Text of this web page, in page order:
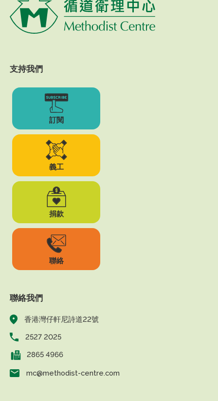
支持我們
訂閱
義工
捐款
聯絡
聯絡我們
香港灣仔軒尼詩道22號
2527 2025
2865 4966
mc@methodist-centre.com